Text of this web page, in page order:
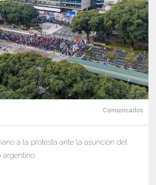
Comunicados
a la protesta ante la asunción del
argentino